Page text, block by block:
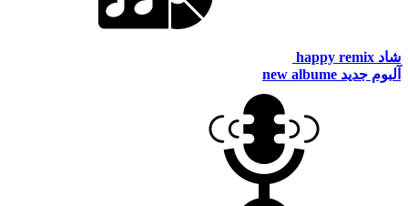
شاد happy remix
آلبوم جدید new albume